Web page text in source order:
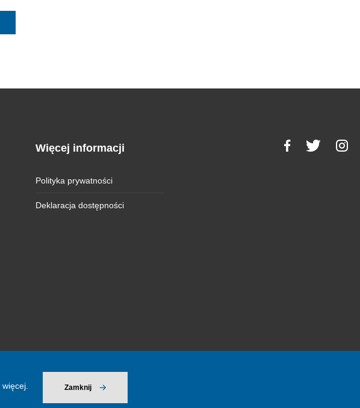
Zamknij
Więcej informacji
Polityka prywatności
Deklaracja dostępności